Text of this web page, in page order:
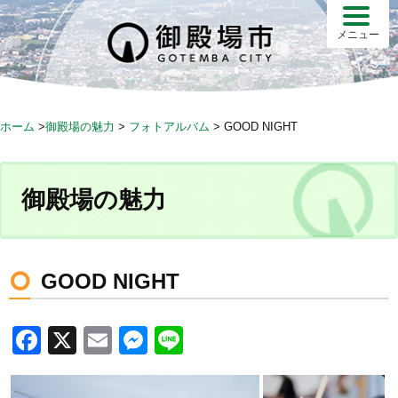
S
k
i
p
o
メニュー
ホーム >御殿場の魅力 > フォトアルバム > GOOD NIGHT
御殿場の魅力
GOOD NIGHT
F
a
X
E
m
M
e
n